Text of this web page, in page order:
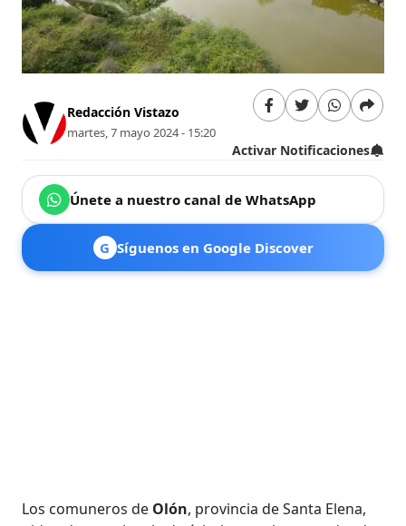
Redacción Vistazo
martes, 7 mayo 2024 - 15:20
Activar Notificaciones
Únete a nuestro canal de WhatsApp
G Síguenos en Google Discover
Los comuneros de Olón, provincia de Santa Elena,